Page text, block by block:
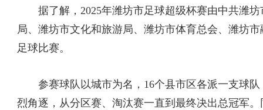
据了解，2025年潍坊市足球超级杯赛由中共潍坊
局、潍坊市文化和旅游局、潍坊市体育总会、潍坊
足球比赛。
参赛球队以城市为名，16个县市区各派一支球队
烈角逐，从分区赛、淘汰赛一直到最终决出总冠军